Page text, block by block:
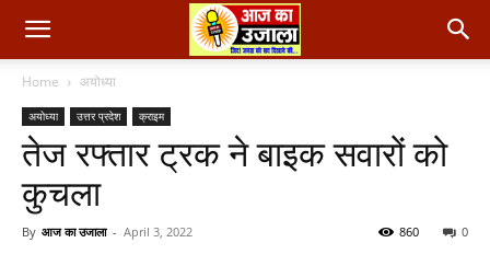
Home अयोध्या
अयोध्या उत्तर प्रदेश क्राइम
तेज रफ्तार ट्रक ने बाइक सवारों को
कुचला
By आज का उजाला - April 3, 2022 0
860